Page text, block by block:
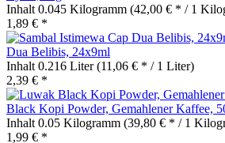
Inhalt 0.045 Kilogramm (42,00 € * / 1
1,89 € *
Dua Belibis, 24x9ml
Inhalt 0.216 Liter(11,06 € * / 1 Liter)
2,39 € *
Black Kopi Powder, Gemahlener Kaffee,
Inhalt 0.05 Kilogramm (39,80 € * / 1
1,99 € *